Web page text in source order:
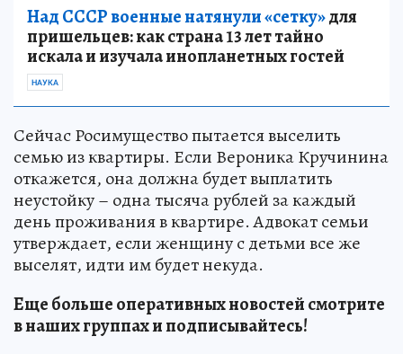
Над СССР военные натянули «сетку»для
пришельцев: как страна 13 лет тайно
искала и изучала инопланетных гостей
НАУКА
Сейчас Росимущество пытается выселить
семью из квартиры. Если Вероника Кручинина
откажется, она должна будет выплатить
неустойку – одна тысяча рублей за каждый
день проживания в квартире. Адвокат семьи
утверждает, если женщину с детьми все же
выселят, идти им будет некуда.
Еще больше оперативных новостей смотрите
в наших группах и подписывайтесь!